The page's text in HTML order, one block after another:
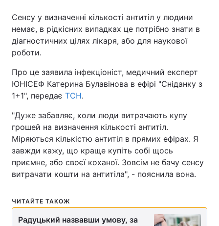
Одеса
Спорт
Техно і зв'язок Лайт
Здоров'я Туризм
Цікавинки Погода
Інтерв'ю Думки
Сенсу у визначенні кількості антитіл у людини
немає, в рідкісних випадках це потрібно знати в
діагностичних цілях лікаря, або для наукової
роботи.
Про це заявила інфекціоніст, медичний експерт
ЮНІСЕФ Катерина Булавінова в ефірі "Сніданку з
1+1", передає ТСН.
"Дуже забавляє, коли люди витрачають купу
грошей на визначення кількості антитіл.
Міряються кількістю антитіл в прямих ефірах. Я
завжди кажу, що краще купіть собі щось
приємне, або своєї коханої. Зовсім не бачу сенсу
витрачати кошти на антитіла", - пояснила вона.
ЧИТАЙТЕ ТАКОЖ
Радуцький назвавши умову, за